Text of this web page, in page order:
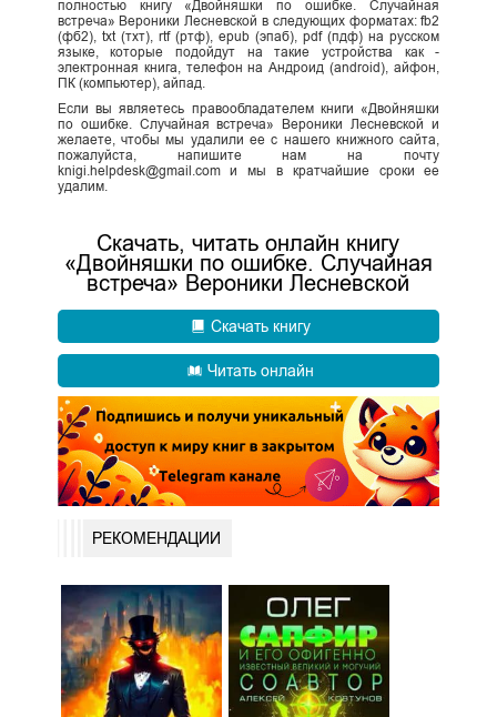
полностью книгу «Двойняшки по ошибке. Случайная
встреча» Вероники Лесневской в следующих форматах: fb2
(фб2), txt (тхт), rtf (ртф), epub (эпаб), pdf (пдф) на русском
языке, которые подойдут на такие устройства как -
электронная книга, телефон на Андроид (android), айфон,
ПК (компьютер), айпад.
Если вы являетесь правообладателем книги «Двойняшки
по ошибке. Случайная встреча» Вероники Лесневской и
желаете, чтобы мы удалили ее с нашего книжного сайта,
пожалуйста, напишите нам на почту
knigi.helpdesk@gmail.com и мы в кратчайшие сроки ее
удалим.
Скачать, читать онлайн книгу
«Двойняшки по ошибке. Случайная
встреча» Вероники Лесневской
Скачать книгу
Читать онлайн
РЕКОМЕНДАЦИИ